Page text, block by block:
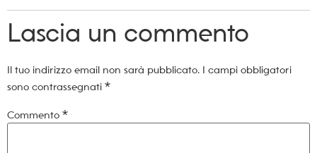
Lascia un commento
Il tuo indirizzo email non sarà pubblicato. I campi obbligatori
sono contrassegnati *
Commento *